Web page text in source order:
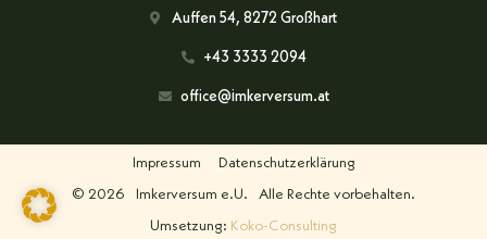
Auffen 54, 8272 Großhart
+43 3333 2094
office@imkerversum.at
Impressum Datenschutzerklärung
© 2026 Imkerversum e.U. Alle Rechte vorbehalten.
Umsetzung: Koko-Consulting